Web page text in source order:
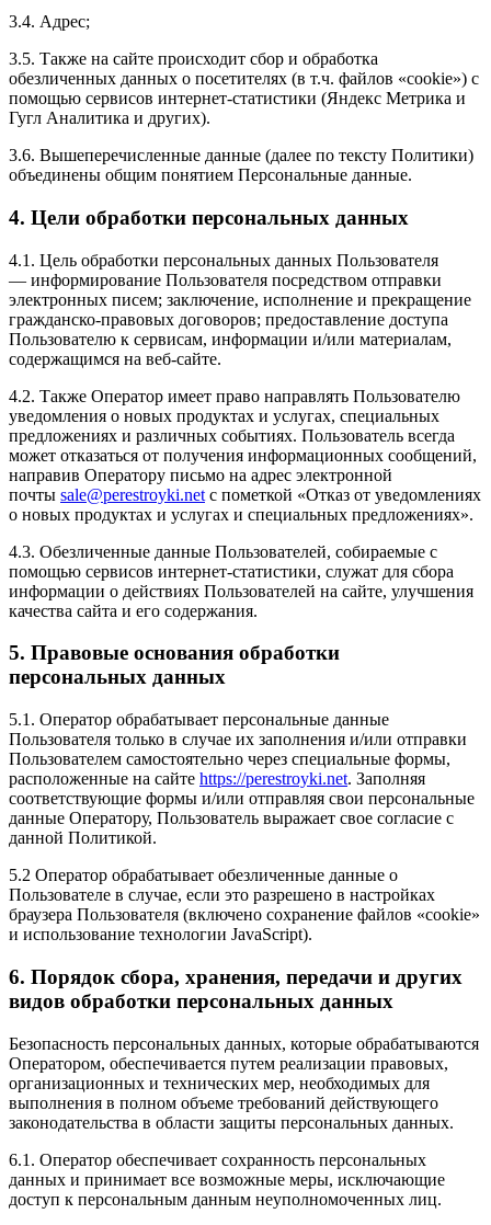
3.4. Адрес;
3.5. Также на сайте происходит сбор и обработка
обезличенных данных о посетителях (в т.ч. файлов «cookie») с
помощью сервисов интернет-статистики (Яндекс Метрика и
Гугл Аналитика и других).
3.6. Вышеперечисленные данные (далее по тексту Политики)
объединены общим понятием Персональные данные.
4. Цели обработки персональных данных
4.1. Цель обработки персональных данных Пользователя
— информирование Пользователя посредством отправки
электронных писем; заключение, исполнение и прекращение
гражданско-правовых договоров; предоставление доступа
Пользователю к сервисам, информации и/или материалам,
содержащимся на веб-сайте.
4.2. Также Оператор имеет право направлять Пользователю
уведомления о новых продуктах и услугах, специальных
предложениях и различных событиях. Пользователь всегда
может отказаться от получения информационных сообщений,
направив Оператору письмо на адрес электронной
почты sale@perestroyki.net с пометкой «Отказ от уведомлениях
о новых продуктах и услугах и специальных предложениях».
4.3. Обезличенные данные Пользователей, собираемые с
помощью сервисов интернет-статистики, служат для сбора
информации о действиях Пользователей на сайте, улучшения
качества сайта и его содержания.
5. Правовые основания обработки
персональных данных
5.1. Оператор обрабатывает персональные данные
Пользователя только в случае их заполнения и/или отправки
Пользователем самостоятельно через специальные формы,
расположенные на сайте https://perestroyki.net. Заполняя
соответствующие формы и/или отправляя свои персональные
данные Оператору, Пользователь выражает свое согласие с
данной Политикой.
5.2 Оператор обрабатывает обезличенные данные о
Пользователе в случае, если это разрешено в настройках
браузера Пользователя (включено сохранение файлов «cookie»
и использование технологии JavaScript).
6. Порядок сбора, хранения, передачи и других
видов обработки персональных данных
Безопасность персональных данных, которые обрабатываются
Оператором, обеспечивается путем реализации правовых,
организационных и технических мер, необходимых для
выполнения в полном объеме требований действующего
законодательства в области защиты персональных данных.
6.1. Оператор обеспечивает сохранность персональных
данных и принимает все возможные меры, исключающие
доступ к персональным данным неуполномоченных лиц.